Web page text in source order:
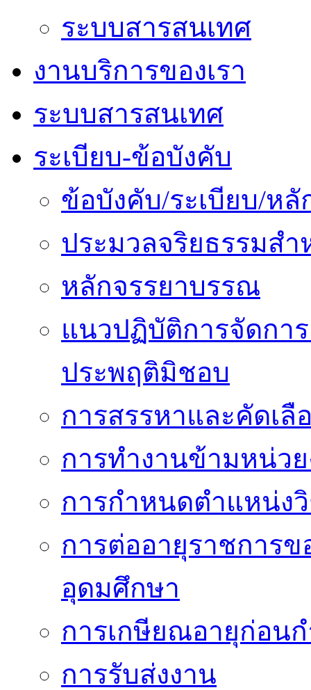
ระบบสารสนเทศ
งานบริการของเรา
ระบบสารสนเทศ
ระเบียบ-ข้อบังคับ
ข้อบังคับ/ระเบียบ/ห
ประมวลจริยธรรมส
หลักจรรยาบรรณ
แนวปฏิบัติการจัดการ
ประพฤติมิชอบ
การสรรหาและคัดเลื
การทำงานข้ามหน่ว
การกำหนดตำแหน่ง
การต่ออายุราชการ
อุดมศึกษา
การเกษียณอายุก่อน
การรับส่งงาน